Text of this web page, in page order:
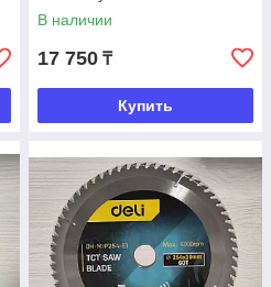
В наличии
17 750 ₸
Купить